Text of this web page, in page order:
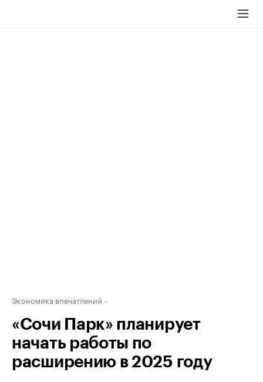
Экономика впечатлений
«Сочи Парк» планирует
начать работы по
расширению в 2025 году